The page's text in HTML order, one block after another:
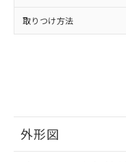
取りつけ方法
外形図
お客様
登録され
※3 非含有証
※本証明書は発
るもので、過去
ものではあり